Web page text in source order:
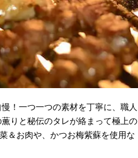
！一つ一つの素材を丁寧に、職人
りと秘伝のタレが絡まって極上の
＆お肉や、かつお梅紫蘇を使用な